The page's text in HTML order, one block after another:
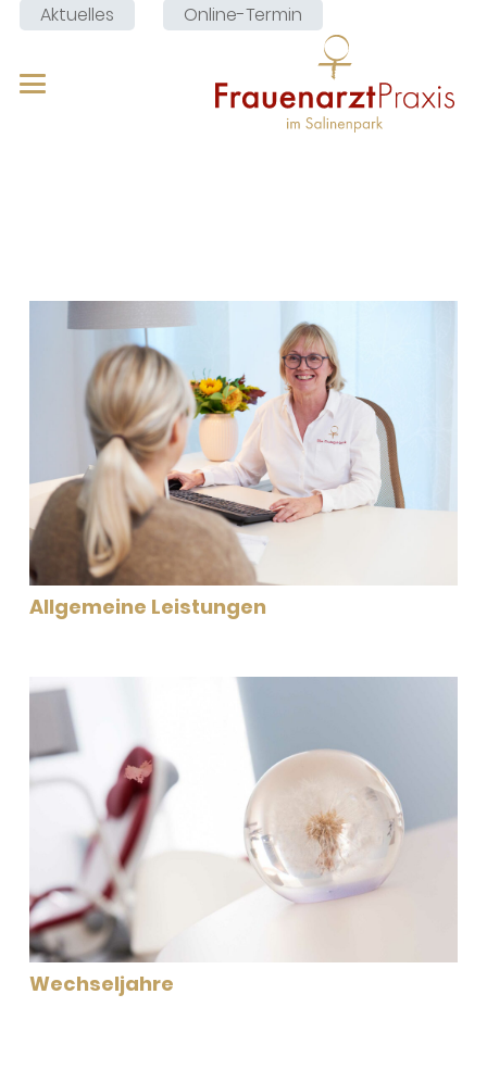
Aktuelles Online-Termin
Allgemeine Leistungen
Wechseljahre